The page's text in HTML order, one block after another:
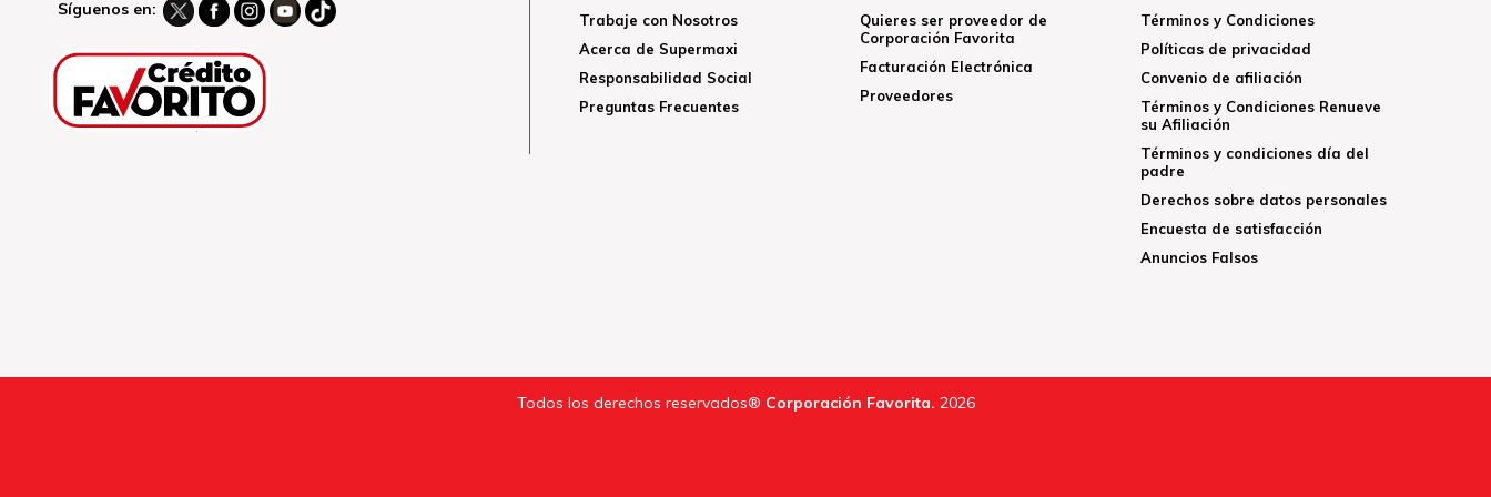
Síguenos en:
Trabaje con Nosotros
Acerca de Supermaxi
Responsabilidad Social
Preguntas Frecuentes
Quieres ser proveedor de
Corporación Favorita
Facturación Electrónica
Proveedores
Términos y Condiciones
Políticas de privacidad
Convenio de afiliación
Términos y Condiciones Renueve
su Afiliación
Términos y condiciones día del
padre
Derechos sobre datos personales
Encuesta de satisfacción
Anuncios Falsos
Todos los derechos reservados® Corporación Favorita. 2026